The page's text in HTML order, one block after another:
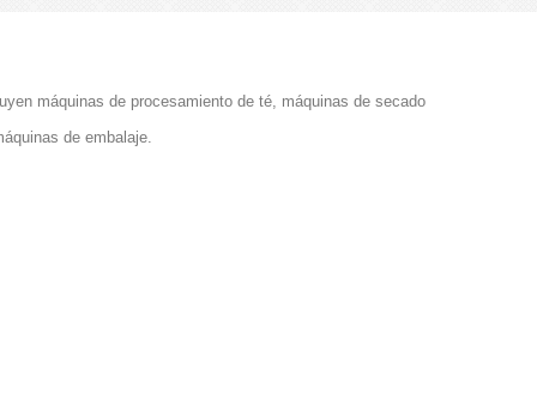
máquinas de procesamiento de té, máquinas de secado
de embalaje.